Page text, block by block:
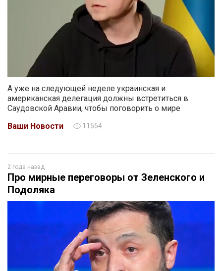
А уже на следующей неделе украинская и
американская делегация должны встретиться в
Саудовской Аравии, чтобы поговорить о мире
Ваши Новости
11554
2 года назад
Про мирные переговоры от Зеленского и
Подоляка